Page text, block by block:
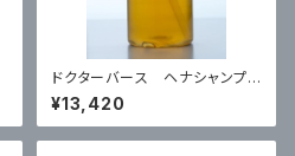
ドクターバース ヘナシャンプ
ー・コンディショナーセット
¥13,420